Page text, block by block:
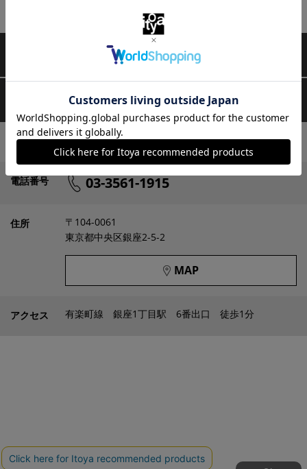
ご利用可能なお支払方法
営業時間・アクセス
営業時間 ＜月曜日～日曜日＞11:00～19:00
電話番号 03-3561-1915
住所
〒104-0061
東京都中央区銀座2-5-2
MAP
アクセス 有楽町線 銀座1丁目駅 6番出口 徒歩1分